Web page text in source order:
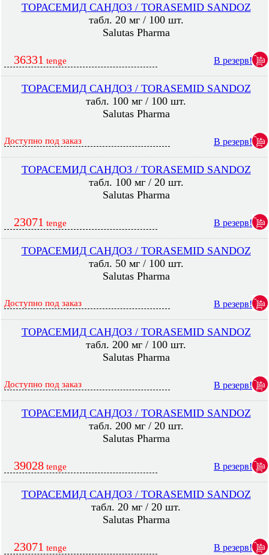
ТОРАСЕМИД САНДОЗ / TORASEMID SANDOZ
табл. 20 мг / 100 шт.
Salutas Pharma
36331 tenge В резерв!
ТОРАСЕМИД САНДОЗ / TORASEMID SANDOZ
табл. 100 мг / 100 шт.
Salutas Pharma
Доступно под заказ В резерв!
ТОРАСЕМИД САНДОЗ / TORASEMID SANDOZ
табл. 100 мг / 20 шт.
Salutas Pharma
23071 tenge В резерв!
ТОРАСЕМИД САНДОЗ / TORASEMID SANDOZ
табл. 50 мг / 100 шт.
Salutas Pharma
Доступно под заказ В резерв!
ТОРАСЕМИД САНДОЗ / TORASEMID SANDOZ
табл. 200 мг / 100 шт.
Salutas Pharma
Доступно под заказ В резерв!
ТОРАСЕМИД САНДОЗ / TORASEMID SANDOZ
табл. 200 мг / 20 шт.
Salutas Pharma
39028 tenge В резерв!
ТОРАСЕМИД САНДОЗ / TORASEMID SANDOZ
табл. 20 мг / 20 шт.
Salutas Pharma
23071 tenge В резерв!